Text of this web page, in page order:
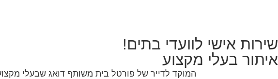
שירות אישי לוועדי בתים!
איתור בעלי מקצוע
המוקד לדייר של פורטל בית משותף דואג שבעלי